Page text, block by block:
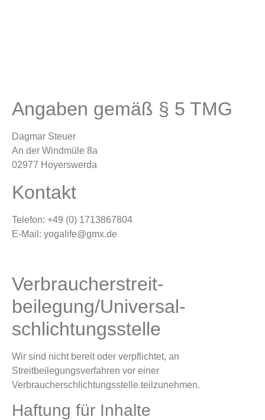
Angaben gemäß § 5 TMG
Dagmar Steuer
An der Windmüle 8a
02977 Hoyerswerda
Kontakt
Telefon: +49 (0) 1713867804
E-Mail: yogalife@gmx.de
Verbraucher­streit­
beilegung/Universal­
schlichtungs­stelle
Wir sind nicht bereit oder verpflichtet, an
Streitbeilegungsverfahren vor einer
Verbraucherschlichtungsstelle teilzunehmen.
Haftung für Inhalte